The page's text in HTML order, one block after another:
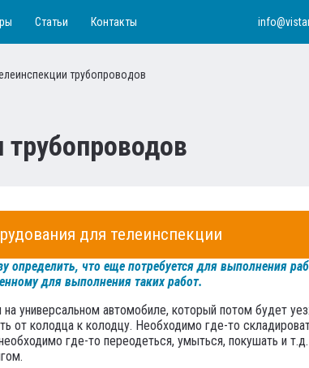
Статьи Контакты
трубопроводов
для телеинспекции
определить, что еще потребуется для выполнения
для выполнения таких работ.
универсальном автомобиле, который потом будет
от колодца к колодцу. Необходимо где-то
где-то переодеться, умыться, покушать и